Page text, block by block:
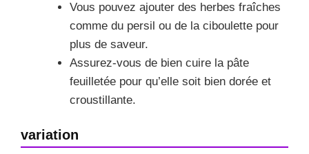
Vous pouvez ajouter des herbes fraîches
comme du persil ou de la ciboulette pour
plus de saveur.
Assurez-vous de bien cuire la pâte
feuilletée pour qu’elle soit bien dorée et
croustillante.
variation